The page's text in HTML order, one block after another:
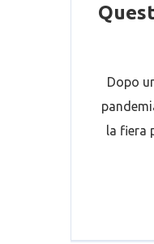
Dopo
la fiera